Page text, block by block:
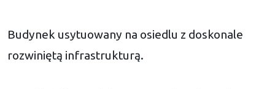
Budynek usytuowany na osiedlu z doskonale
rozwiniętą infrastrukturą.